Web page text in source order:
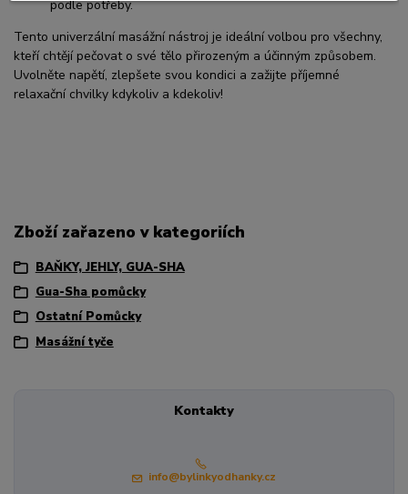
podle potřeby.
Tento univerzální masážní nástroj je ideální volbou pro všechny,
kteří chtějí pečovat o své tělo přirozeným a účinným způsobem.
Uvolněte napětí, zlepšete svou kondici a zažijte příjemné
relaxační chvilky kdykoliv a kdekoliv!
Zboží zařazeno v kategoriích
BAŇKY, JEHLY, GUA-SHA
Gua-Sha pomůcky
Ostatní Pomůcky
Masážní tyče
Kontakty
info@bylinkyodhanky.cz